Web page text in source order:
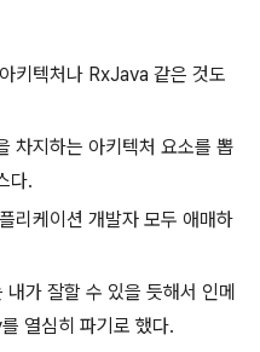
키텍처나 RxJava 같은 것도
차지하는 아키텍처 요소를 뽑
다.
리케이션 개발자 모두 애매하
가 잘할 수 있을 듯해서 인메
열심히 파기로 했다.